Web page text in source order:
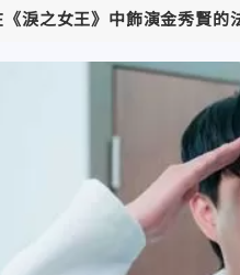
淚之女王》中飾演金秀賢的